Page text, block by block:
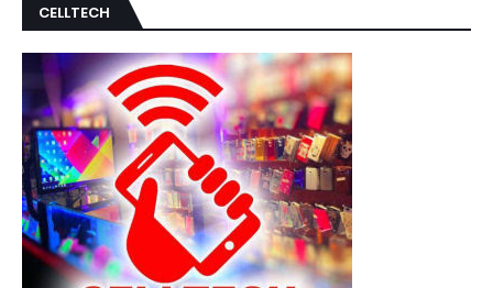
CELLTECH